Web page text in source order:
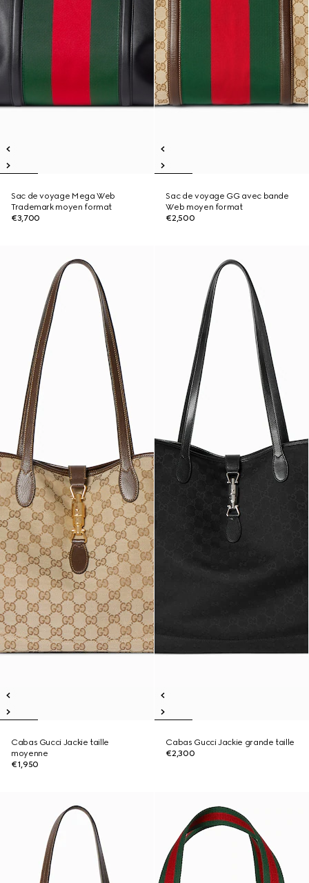
Sac de voyage Mega Web
Trademark moyen format
€3,700
Sac de voyage GG avec bande
Web moyen format
€2,500
Cabas Gucci Jackie taille
moyenne
€1,950
Cabas Gucci Jackie grande taille
€2,300